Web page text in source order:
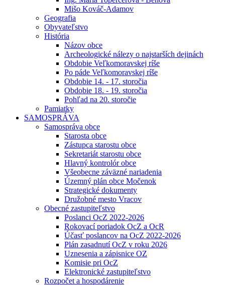
Mišo Kováč-Adamov
Geografia
Obyvateľstvo
História
Názov obce
Archeologické nálezy o najstarších dejinách
Obdobie Veľkomoravskej ríše
Po páde Veľkomoravskej ríše
Obdobie 14. - 17. storočia
Obdobie 18. - 19. storočia
Pohľad na 20. storočie
Pamiatky
SAMOSPRÁVA
Samospráva obce
Starosta obce
Zástupca starostu obce
Sekretariát starostu obce
Hlavný kontrolór obce
Všeobecne záväzné nariadenia
Územný plán obce Močenok
Strategické dokumenty
Družobné mesto Vracov
Obecné zastupiteľstvo
Poslanci OcZ 2022-2026
Rokovací poriadok OcZ a OcR
Účasť poslancov na OcZ 2022-2026
Plán zasadnutí OcZ v roku 2026
Uznesenia a zápisnice OZ
Komisie pri OcZ
Elektronické zastupiteľstvo
Rozpočet a hospodárenie